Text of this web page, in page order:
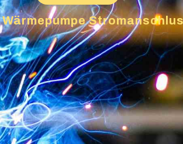
Wärmepumpe